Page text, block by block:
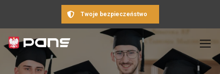
Twoje bezpieczeństwo